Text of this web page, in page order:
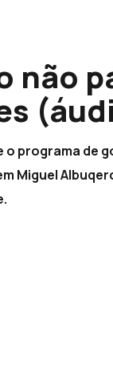
não
programa de
Miguel